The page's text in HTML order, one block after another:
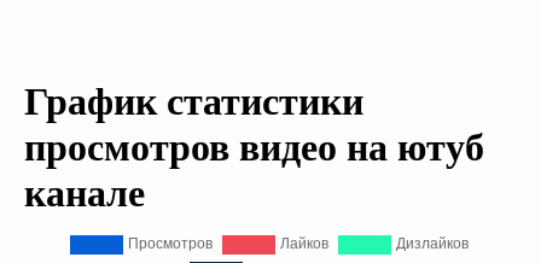
График статистики
просмотров видео на ютуб
канале